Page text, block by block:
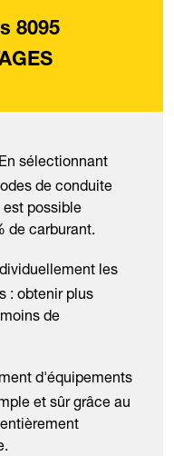
8095
sélectionnant
de conduite
est possible
de carburant.
les
: obtenir plus
de
d'équipements
et sûr grâce au